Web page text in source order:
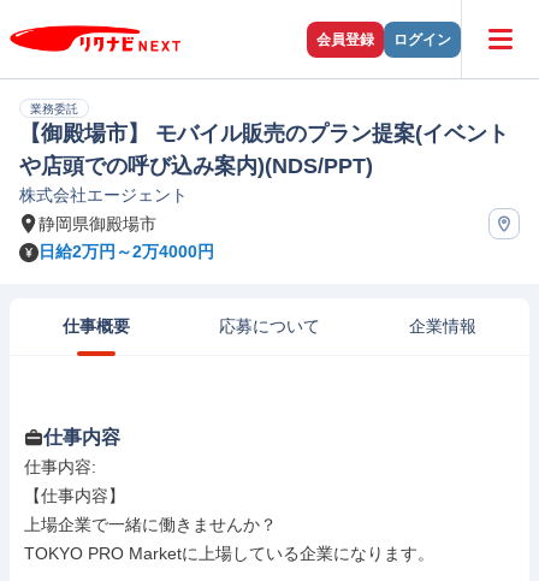
会員登録 ログイン
業務委託
【御殿場市】 モバイル販売のプラン提案(イベント
や店頭での呼び込み案内)(NDS/PPT)
株式会社エージェント
静岡県御殿場市
日給2万円～2万4000円
仕事概要 応募について 企業情報
仕事内容
仕事内容:
【仕事内容】
上場企業で一緒に働きませんか？
TOKYO PRO Marketに上場している企業になります。